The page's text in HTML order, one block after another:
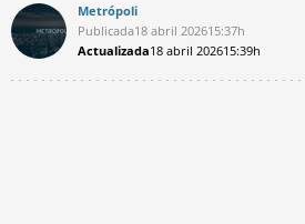
Metrópoli
Publicada18 abril 202615:37h
Actualizada18 abril 202615:39h